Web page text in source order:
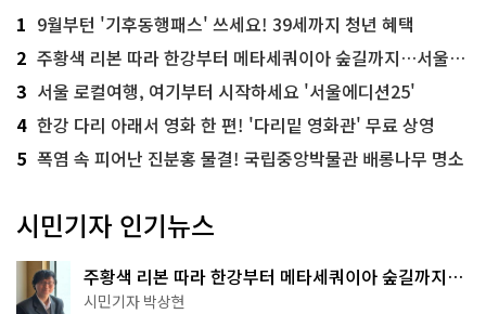
1 9월부턴 '기후동행패스' 쓰세요! 39세까지 청년 혜택
2 주황색 리본 따라 한강부터 메타세쿼이아 숲길까지…서울둘레길 15코스
3 서울 로컬여행, 여기부터 시작하세요 '서울에디션25'
4 한강 다리 아래서 영화 한 편! '다리밑 영화관' 무료 상영
5 폭염 속 피어난 진분홍 물결! 국립중앙박물관 배롱나무 명소
시민기자 인기뉴스
주황색 리본 따라 한강부터 메타세쿼이아 숲길까지…
서울둘레길 15코스
시민기자 박상현